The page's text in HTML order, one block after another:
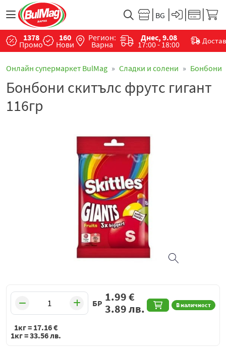
1378
Промо
160
Нови
Регион:
Варна
Днес, 9.08
17:00 - 18:00
Онлайн супермаркет BulMag Сладки и солени Бонбони
Бонбони скитълс фрутс гигант
116гр
БР В наличност
1.99€
3.89лв.
1кг = 17.16€
1кг =33.56лв.